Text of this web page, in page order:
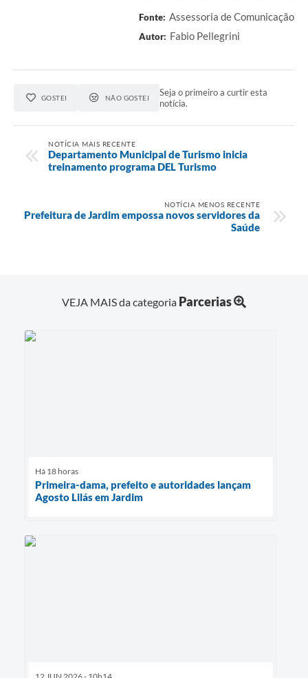
Fonte: Assessoria de Comunicação
Autor: Fabio Pellegrini
GOSTEI NÃO GOSTEI
Seja o primeiro a curtir esta
notícia.
NOTÍCIA MAIS RECENTE
Departamento Municipal de Turismo inicia
treinamento programa DEL Turismo
NOTÍCIA MENOS RECENTE
Prefeitura de Jardim empossa novos servidores da
Saúde
VEJA MAIS da categoria Parcerias
Há 18 horas
Primeira-dama, prefeito e autoridades lançam
Agosto Lilás em Jardim